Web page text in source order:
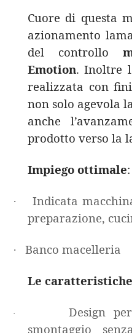
Cuore di questa
azionamento
del controllo
Emotion. Inoltre
realizzata con
non solo agevola
anche
prodotto verso la
Impiego ottimale:
·
Indicata
preparazione,
· Banco macelleria
Le
·
Design
smontaggio